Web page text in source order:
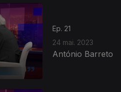
Ep. 21
24 mai. 2023
António Barreto